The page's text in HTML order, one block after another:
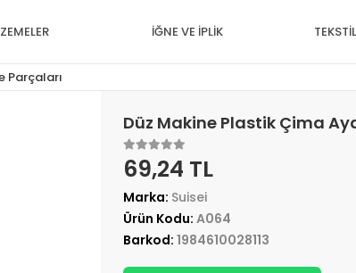
İĞNE VE İPLİK
Parçaları
Düz Makine Plastik Çima
69,24 TL
Marka: Suisei
Ürün Kodu: A064
Barkod: 1984610028113